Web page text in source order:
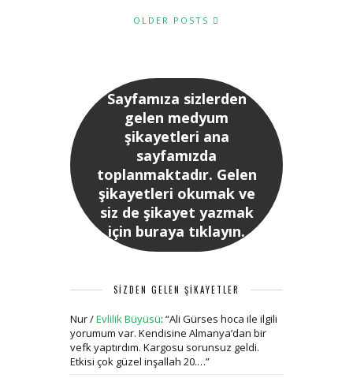
OLDER POSTS
Sayfamıza sizlerden
gelen medyum
şikayetleri ana
sayfamızda
toplanmaktadır. Gelen
şikayetleri okumak ve
siz de şikayet yazmak
için buraya tıklayın.
SİZDEN GELEN ŞİKAYETLER
Nur/Evlilik Büyüsü: “Ali Gürses hoca ile ilgili
yorumum var. Kendisine Almanya’dan bir
vefk yaptırdım. Kargosu sorunsuz geldi.
Etkisi çok güzel inşallah 20.…”